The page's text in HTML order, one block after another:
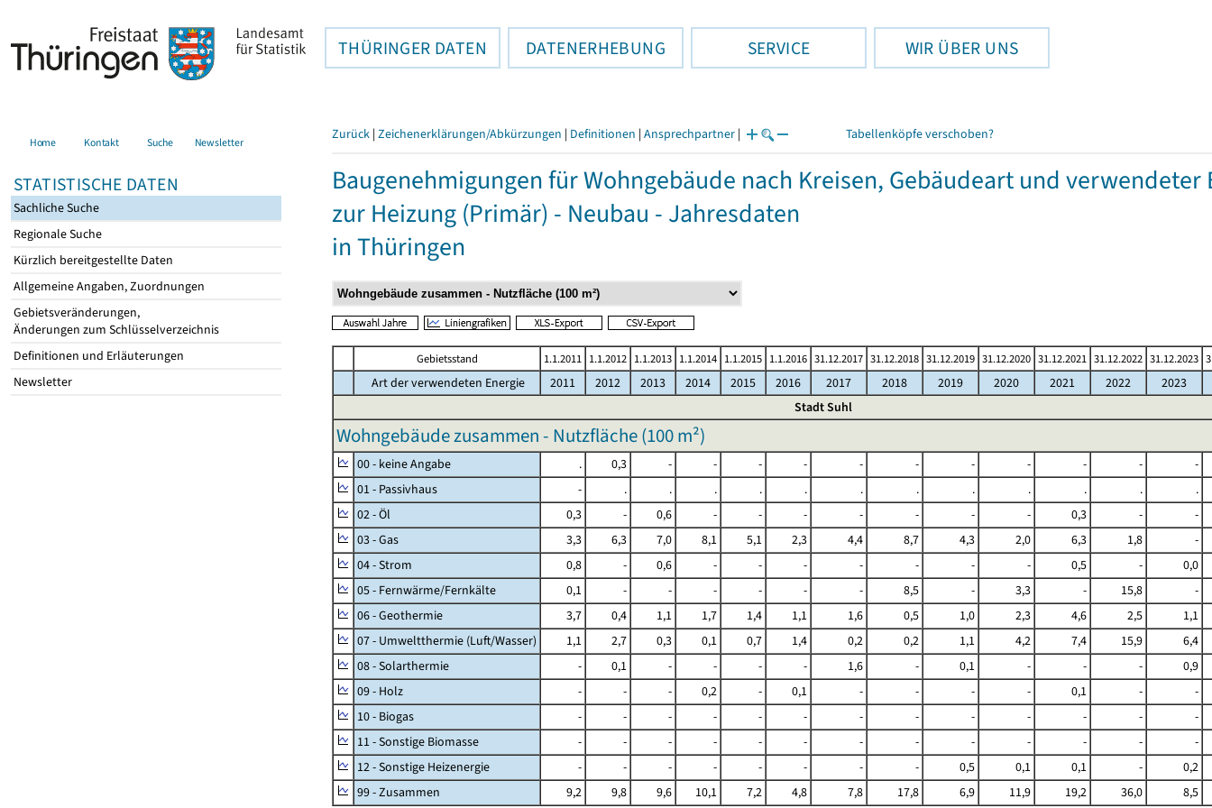
THÜRINGER DATEN DATENERHEBUNG SERVICE WIR ÜBER UNS
Home Kontakt Suche Newsletter
STATISTISCHE DATEN
Sachliche Suche
Regionale Suche
Kürzlich bereitgestellte Daten
Allgemeine Angaben, Zuordnungen
Gebietsveränderungen,
Änderungen zum Schlüsselverzeichnis
Definitionen und Erläuterungen
Newsletter
Zurück | Zeichenerklärungen/Abkürzungen | Definitionen | Ansprechpartner | Tabellenköpfe verschoben?
Baugenehmigungen für Wohngebäude nach Kreisen, Gebäudeart und verwendeter
zur Heizung (Primär) - Neubau - Jahresdaten
in Thüringen
Gebietsstand 1.1.2011 1.1.2012 1.1.2013 1.1.2014 1.1.2015 1.1.2016 31.12.2017 31.12.2018 31.12.2019 31.12.2020 31.12.2021 31.12.2022 31.12.2023
Art der verwendeten Energie 2011 2012 2013 2014 2015 2016 2017 2018 2019 2020 2021 2022
2023
Stadt Suhl
Wohngebäude zusammen - Nutzfläche (100 m²)
00 - keine Angabe . 0,3 - - - - - - - - - -
-
01 - Passivhaus
- . . . . . . . . . . .
.
02 - Öl
0,3 - 0,6 - - - - - - - 0,3 -
-
03 - Gas
3,3 6,3 7,0 8,1 5,1 2,3 4,4 8,7 4,3 2,0 6,3 1,8
-
04 - Strom
0,8 - 0,6 - - - - - - - 0,5 -
0,0
05 - Fernwärme/Fernkälte
0,1 - - - - - - 8,5 - 3,3 - 15,8
-
06 - Geothermie
3,7 0,4 1,1 1,7 1,4 1,1 1,6 0,5 1,0 2,3 4,6 2,5
1,1
07 - Umweltthermie (Luft/Wasser)
1,1 2,7 0,3 0,1 0,7 1,4 0,2 0,2 1,1 4,2 7,4 15,9
6,4
08 - Solarthermie
- 0,1 - - - - 1,6 - 0,1 - - -
0,9
09 - Holz
- - - 0,2 - 0,1 - - - - 0,1 -
-
10 - Biogas
- - - - - - - - - - - -
-
11 - Sonstige Biomasse
- - - - - - - - - - - -
-
12 - Sonstige Heizenergie
- - - - - - - - 0,5 0,1 0,1 -
0,2
99 - Zusammen
9,2 9,8 9,6 10,1 7,2 4,8 7,8 17,8 6,9 11,9 19,2 36,0 8,5